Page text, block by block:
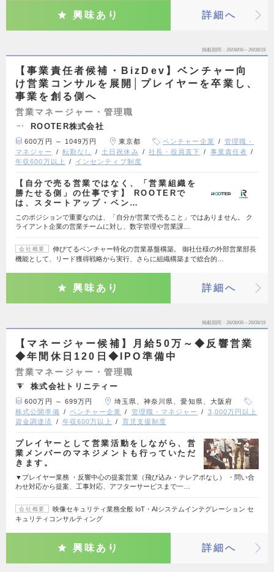
興味あり 詳細へ
掲載期間 26/08/06～26/08/19
【事業責任者候補・BizDev】ベンチャー向
け営業コンサルを展開│プレイヤーを卒業し、
事業を創る側へ
営業マネージャー・管理職
ROOTER株式会社
600万円 ～ 1049万円 東京都 ベンチャー企業
管理職・
マネジャー
転勤なし 土日祝休み 社長・役員直下
事業責任者
年収600万以上
インセンティブ制度
【自分で売る営業ではなく、「営業組織を
勝たせる側」の仕事です】 ROOTERで
は、スタートアップ・ベン…
このポジションで重要なのは、「自分が営業で売ること」ではありません。 ク
ライアント企業の営業チームに対し、数字管理や営業課…
会社概要
伸びてるベンチャー特化の営業基盤構築。 御社仕様の外部営業部長
機能として、リード獲得戦略から実行、さらに組織構築まで総合的…
興味あり 詳細へ
掲載期間 26/08/06～26/08/19
【マネージャー候補】月給50万～◆反響営業
◆年間休日120日◆IPO準備中
営業マネージャー・管理職
株式会社トリニティー
600万円 ～ 699万円
埼玉県、神奈川県、愛知県、大阪府
株式公開準備
ベンチャー企業 管理職・マネジャー
3,000万円以上
資金調達済
年収600万以上 育児支援制度
プレイヤーとして営業活動をしながら、営
業メンバーのマネジメントも行っていただ
きます。
▼プレイヤー業務 ・反響中心の提案営業（飛び込み・テレアポなし） ・問い合
わせ対応から提案、工事対応、アフターサービスまで一…
会社概要
映像セキュリティ業務全般 IoT・AIシステムインテグレーション セ
キュリティコンサルティング
興味あり 詳細へ